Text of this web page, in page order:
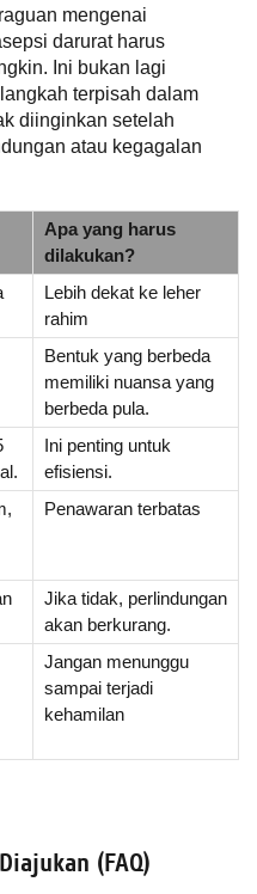
mengenai
darurat harus
Ini bukan lagi
terpisah dalam
diinginkan setelah
atau kegagalan
Apa yang harus
dilakukan?
Lebih dekat ke leher
rahim
Bentuk yang berbeda
memiliki nuansa yang
berbeda pula.
Ini penting untuk
efisiensi.
Penawaran terbatas
Jika tidak, perlindungan
akan berkurang.
Jangan menunggu
sampai terjadi
kehamilan
(FAQ)